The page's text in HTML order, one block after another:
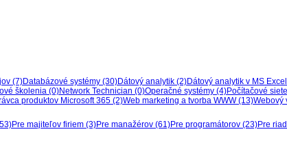
(7)Databázové systémy (30)Dátový analytik (2)Dátový analytik v MS
školenia (0)Network Technician (0)Operačné systémy (4)Počítačové
produktov Microsoft 365 (2)Web marketing a tvorba WWW (13)Webový
Pre majiteľov firiem (3)Pre manažérov (61)Pre programátorov (23)Pre